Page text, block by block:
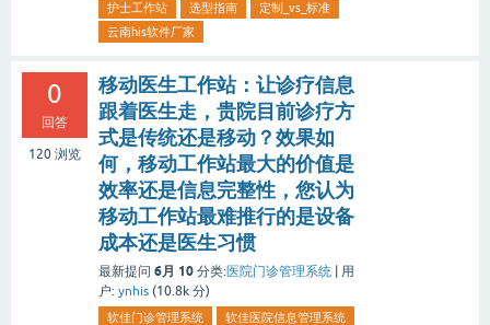
护士工作站
选型指南
定制_vs_标准
云南his软件厂家
0
回答
120 浏览
移动医生工作站：让诊疗信息
跟着医生走，贵院目前诊疗方
式是传统还是移动？效果如
何，移动工作站最大的价值是
效率还是信息完整性，您认为
移动工作站最难推行的是设备
成本还是医生习惯
最新提问 6月 10 分类:医院门诊管理系统
用
户: ynhis (10.8k 分)
软佳门诊管理系统
软佳医院信息管理系统